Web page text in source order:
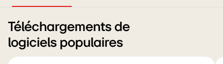
Téléchargements de
logiciels populaires